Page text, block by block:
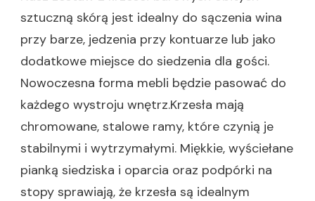
sztuczną skórą jest idealny do sączenia wina
przy barze, jedzenia przy kontuarze lub jako
dodatkowe miejsce do siedzenia dla gości.
Nowoczesna forma mebli będzie pasować do
każdego wystroju wnętrz.Krzesła mają
chromowane, stalowe ramy, które czynią je
stabilnymi i wytrzymałymi. Miękkie, wyściełane
pianką siedziska i oparcia oraz podpórki na
stopy sprawiają, że krzesła są idealnym